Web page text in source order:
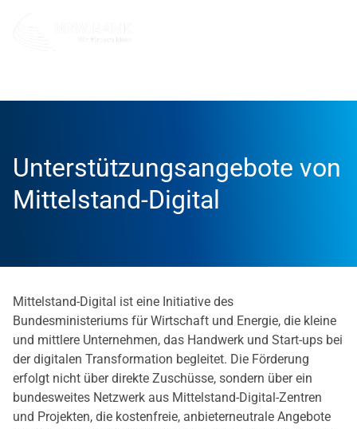
Unterstützungsangebote von
Mittelstand-Digital
Mittelstand-Digital ist eine Initiative des
Bundesministeriums für Wirtschaft und Energie, die kleine
und mittlere Unternehmen, das Handwerk und Start-ups bei
der digitalen Transformation begleitet. Die Förderung
erfolgt nicht über direkte Zuschüsse, sondern über ein
bundesweites Netzwerk aus Mittelstand-Digital-Zentren
und Projekten, die kostenfreie, anbieterneutrale Angebote